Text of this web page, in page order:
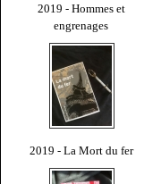
2019 - Hommes et
engrenages
2019 - La Mort du fer